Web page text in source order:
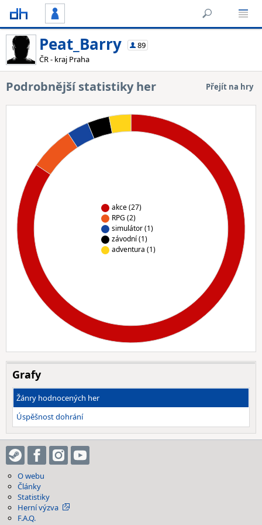
Peat_Barry
89
ČR - kraj Praha
Podrobnější statistiky her Přejít na hry
akce (27)
RPG (2)
simulátor (1)
závodní (1)
adventura (1)
Grafy
Žánry hodnocených her
Úspěšnost dohrání
O webu
Články
Statistiky
Herní výzva
F.A.Q.